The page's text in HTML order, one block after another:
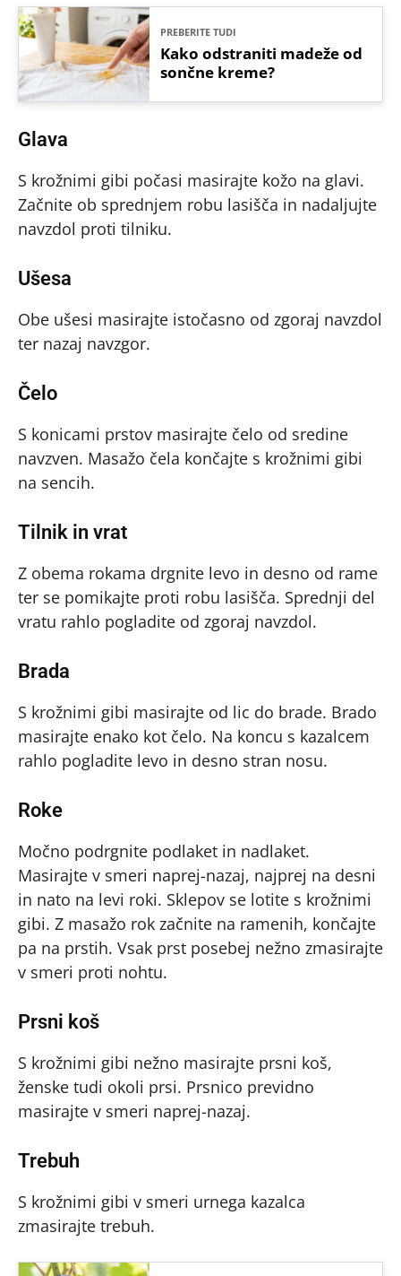
PREBERITE TUDI
Kako odstraniti madeže od
sončne kreme?
Glava
S krožnimi gibi počasi masirajte kožo na glavi.
Začnite ob sprednjem robu lasišča in nadaljujte
navzdol proti tilniku.
Ušesa
Obe ušesi masirajte istočasno od zgoraj navzdol
ter nazaj navzgor.
Čelo
S konicami prstov masirajte čelo od sredine
navzven. Masažo čela končajte s krožnimi gibi
na sencih.
Tilnik in vrat
Z obema rokama drgnite levo in desno od rame
ter se pomikajte proti robu lasišča. Sprednji del
vratu rahlo pogladite od zgoraj navzdol.
Brada
S krožnimi gibi masirajte od lic do brade. Brado
masirajte enako kot čelo. Na koncu s kazalcem
rahlo pogladite levo in desno stran nosu.
Roke
Močno podrgnite podlaket in nadlaket.
Masirajte v smeri naprej-nazaj, najprej na desni
in nato na levi roki. Sklepov se lotite s krožnimi
gibi. Z masažo rok začnite na ramenih, končajte
pa na prstih. Vsak prst posebej nežno zmasirajte
v smeri proti nohtu.
Prsni koš
S krožnimi gibi nežno masirajte prsni koš,
ženske tudi okoli prsi. Prsnico previdno
masirajte v smeri naprej-nazaj.
Trebuh
S krožnimi gibi v smeri urnega kazalca
zmasirajte trebuh.